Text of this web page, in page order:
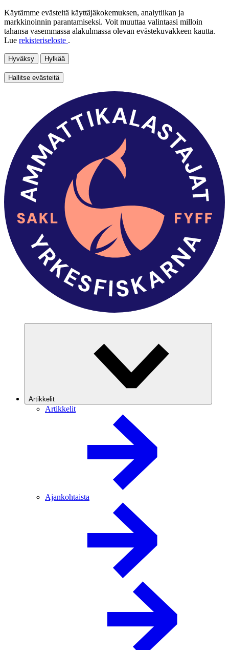
Käytämme evästeitä käyttäjäkokemuksen, analytiikan ja
markkinoinnin parantamiseksi. Voit muuttaa valintaasi milloin
tahansa vasemmassa alakulmassa olevan evästekuvakkeen kautta.
Lue rekisteriseloste .
Hyväksy Hylkää
Hallitse evästeitä
Artikkelit
Artikkelit
Ajankohtaista